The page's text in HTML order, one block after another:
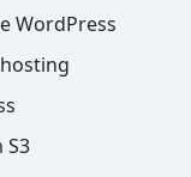
WordPress
S3